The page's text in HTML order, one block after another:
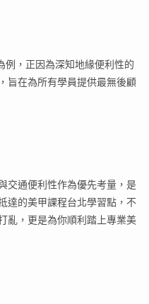
例，正因為深知地緣便利性的
旨在為所有學員提供最無後顧
交通便利性作為優先考量，是
達的美甲課程台北學習點，不
亂，更是為你順利踏上專業美